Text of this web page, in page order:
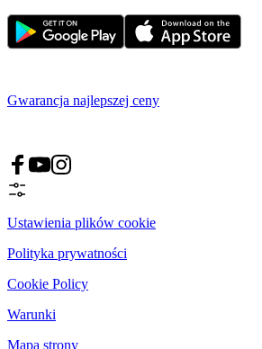
Gwarancja najlepszej ceny
Ustawienia plików cookie
Polityka prywatności
Cookie Policy
Warunki
Mapa strony